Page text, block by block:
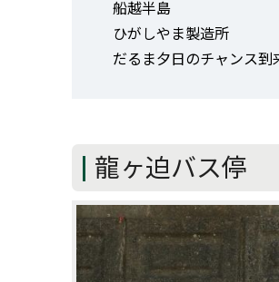
船越半島
ひがしやま製造所
だるま夕日のチャンス到
龍ヶ迫バス停